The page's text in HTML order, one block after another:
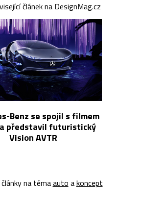
článek na DesignMag.cz
Benz se spojil s filmem
představil futuristický
Vision AVTR
na témaauto akoncept